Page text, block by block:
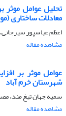
تحلیل عوامل
معادلات ساختاری
اعظم عباسپور
مشاهده مقاله
عوامل موثر بر
شهرستان خرم آباد
سمیه جهان تیغ مند،
مشاهده مقاله